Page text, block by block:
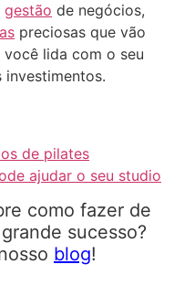
gestão de negócios,
preciosas que vão
lida com o seu
investimentos.
de pilates
ajudar o seu studio
como fazer de
sucesso?
blog!